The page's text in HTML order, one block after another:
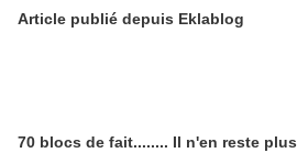
Article publié depuis Eklablog
70 blocs de fait........ Il n'en reste plus